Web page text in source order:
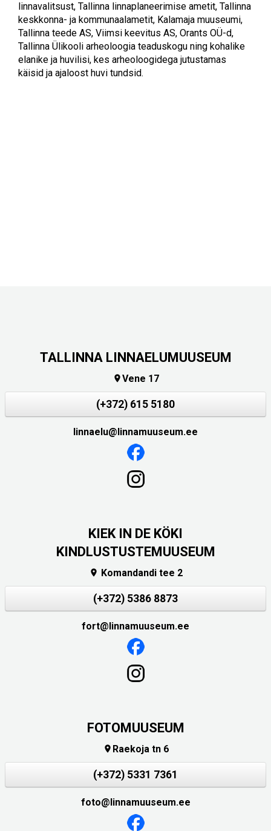
linnavalitsust, Tallinna linnaplaneerimise ametit, Tallinna
keskkonna- ja kommunaalametit, Kalamaja muuseumi,
Tallinna teede AS, Viimsi keevitus AS, Orants OÜ-d,
Tallinna Ülikooli arheoloogia teaduskogu ning kohalike
elanike ja huvilisi, kes arheoloogidega jutustamas
käisid ja ajaloost huvi tundsid.
TALLINNA LINNAELUMUUSEUM
Vene 17
(+372) 615 5180
linnaelu@linnamuuseum.ee
KIEK IN DE KÖKI
KINDLUSTUSTEMUUSEUM
 Komandandi tee 2
(+372) 5386 8873
fort@linnamuuseum.ee
FOTOMUUSEUM
 Raekoja tn 6
(+372) 5331 7361
foto@linnamuuseum.ee